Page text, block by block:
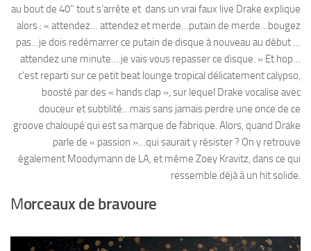
au bout de 40’’ tout s’arrête et dans un vrai faux live Drake explique
alors : « attendez… attendez et merde…putain de merde…bougez
pas…je dois redémarrer ce putain de disque à nouveau au début …
attendez une minute….je vais vous repasser ce disque. » Et hop…
c’est reparti sur ce petit beat lounge tropical délicatement calypso,
boosté par des « hands clap », sur lequel Drake vocalise avec
douceur et subtilité…mais sans jamais perdre une once de ce
groove chaloupé qui est sa marque de fabrique. Alors, quand Drake
parle de « passion »…qui saurait y résister ? On y retrouve
également Moodymann de LA, et même Zoey Kravitz, dans ce qui
ressemble déjà à un hit solide.
Morceaux de bravoure